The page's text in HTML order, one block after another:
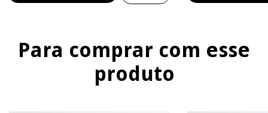
Para comprar com esse
produto